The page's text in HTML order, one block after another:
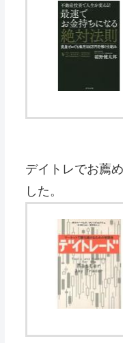
デイトレでお薦
した。